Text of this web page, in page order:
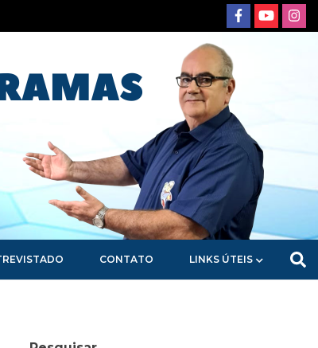
CONTATO LINKS ÚTEIS